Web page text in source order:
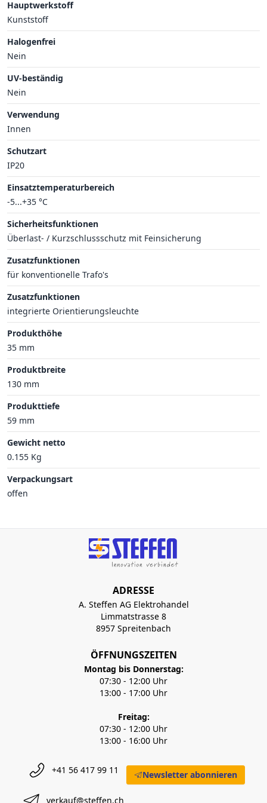
Hauptwerkstoff
Kunststoff
Halogenfrei
Nein
UV-beständig
Nein
Verwendung
Innen
Schutzart
IP20
Einsatztemperaturbereich
-5...+35 °C
Sicherheitsfunktionen
Überlast- / Kurzschlussschutz mit Feinsicherung
Zusatzfunktionen
für konventionelle Trafo's
Zusatzfunktionen
integrierte Orientierungsleuchte
Produkthöhe
35 mm
Produktbreite
130 mm
Produkttiefe
59 mm
Gewicht netto
0.155 Kg
Verpackungsart
offen
ADRESSE
A. Steffen AG Elektrohandel
Limmatstrasse 8
8957 Spreitenbach
ÖFFNUNGSZEITEN
Montag bis Donnerstag:
07:30 - 12:00 Uhr
13:00 - 17:00 Uhr
Freitag:
07:30 - 12:00 Uhr
13:00 - 16:00 Uhr
+41 56 417 99 11
verkauf@steffen.ch
Newsletter abonnieren